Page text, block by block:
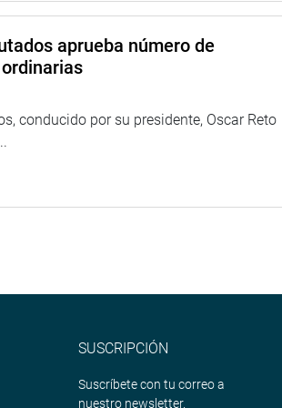
que se niega a acatar una resolución
sobre mediana y gran minería y la
Margot Palacios (PL), Jorge
conformado por los legisladores
sigue siendo hasta ahora el único
aprueba número de
conducido por su presidente, Oscar Reto
SUSCRIPCIÓN
Suscríbete con tu correo a
nuestro newsletter.